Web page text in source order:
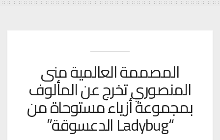
المصممة العالمية منى
المنصوري تخرج عن المألوف
بمجموعة أزياء مستوحاة من
“Ladybug الدعسوقة”